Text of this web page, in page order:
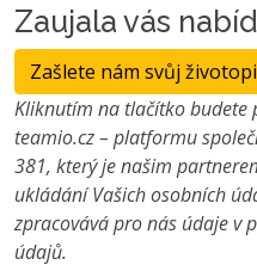
Zaujala vás
Zašlete nám svůj
Kliknutím na tlačítko
teamio.cz – platformu
381, který je našim
ukládání Vašich osobních
zpracovává pro nás údaje v
údajů.